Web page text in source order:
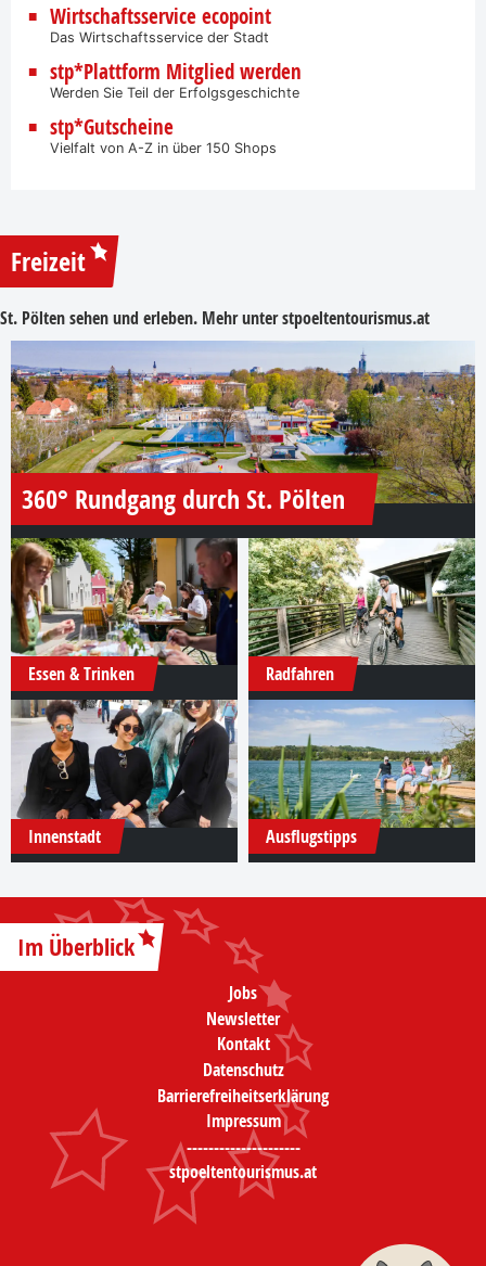
Wirtschaftsservice ecopoint
Das Wirtschaftsservice der Stadt
stp*Plattform Mitglied werden
Werden Sie Teil der Erfolgsgeschichte
stp*Gutscheine
Vielfalt von A-Z in über 150 Shops
Freizeit
St. Pölten sehen und erleben. Mehr unterstpoeltentourismus.at
360° Rundgang durch St. Pölten
Essen & Trinken Radfahren
Innenstadt Ausflugstipps
Im Überblick
Jobs
Newsletter
Kontakt
Datenschutz
Barrierefreiheitserklärung
Impressum
---------------------
stpoeltentourismus.at